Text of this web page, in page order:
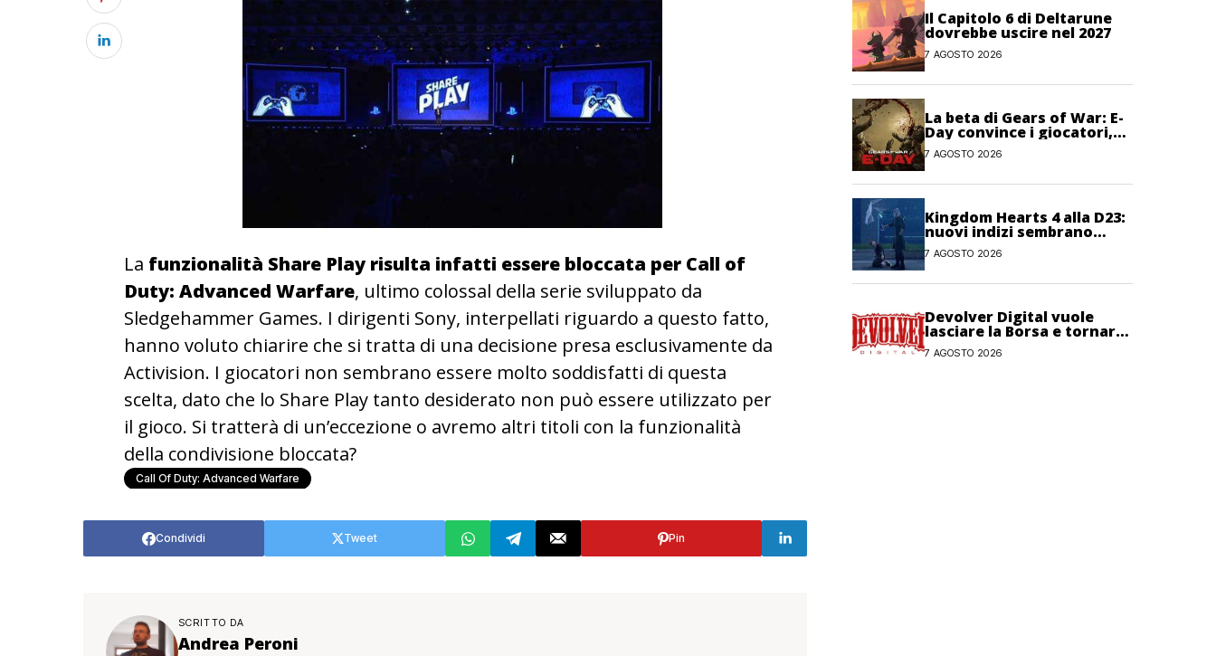
La funzionalità Share Play risulta infatti essere bloccata per Call of
Duty: Advanced Warfare, ultimo colossal della serie sviluppato da
Sledgehammer Games. I dirigenti Sony, interpellati riguardo a questo fatto,
hanno voluto chiarire che si tratta di una decisione presa esclusivamente da
Activision. I giocatori non sembrano essere molto soddisfatti di questa
scelta, dato che lo Share Play tanto desiderato non può essere utilizzato per
il gioco. Si tratterà di un’eccezione o avremo altri titoli con la funzionalità
della condivisione bloccata?
Call Of Duty: Advanced Warfare
Condividi Tweet Pin
SCRITTO DA
Andrea Peroni
Il Capitolo 6 di Deltarune
dovrebbe uscire nel 2027
7 AGOSTO 2026
La beta di Gears of War: E-
Day convince i giocatori,
anche se non pienamente
7 AGOSTO 2026
Kingdom Hearts 4 alla D23:
nuovi indizi sembrano
confermare la presenza del
gioco
7 AGOSTO 2026
Devolver Digital vuole
lasciare la Borsa e tornare
privata
7 AGOSTO 2026